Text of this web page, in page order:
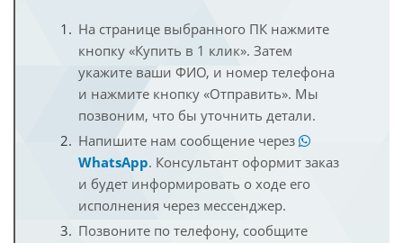
На странице выбранного ПК нажмите
кнопку «Купить в 1 клик». Затем
укажите ваши ФИО, и номер телефона
и нажмите кнопку «Отправить». Мы
позвоним, что бы уточнить детали.
Напишите нам сообщение через
WhatsApp. Консультант оформит заказ
и будет информировать о ходе его
исполнения через мессенджер.
Позвоните по телефону, сообщите